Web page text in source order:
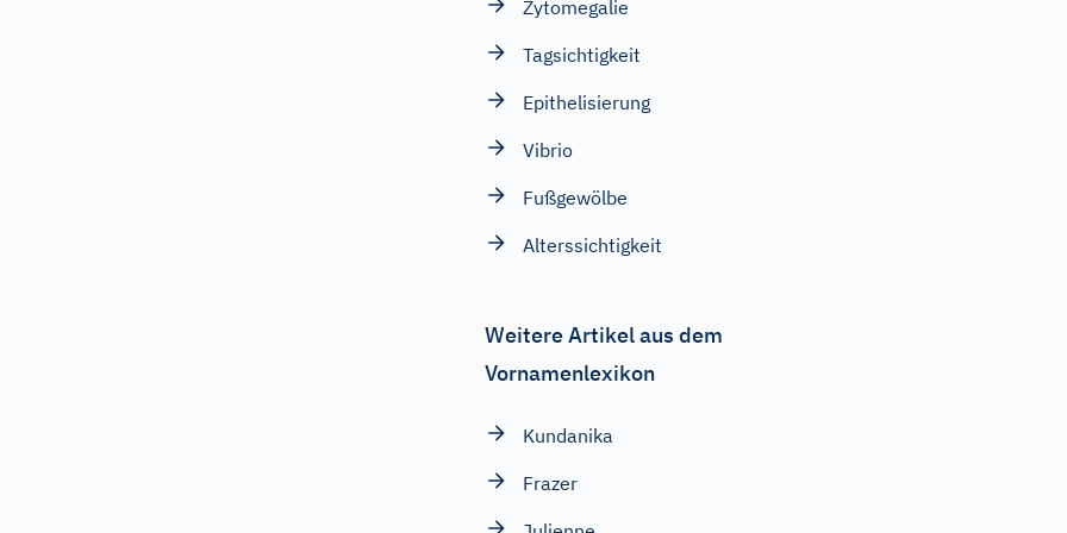
Zytomegalie
Tagsichtigkeit
Epithelisierung
Vibrio
Fußgewölbe
Alterssichtigkeit
Weitere Artikel aus dem
Vornamenlexikon
Kundanika
Frazer